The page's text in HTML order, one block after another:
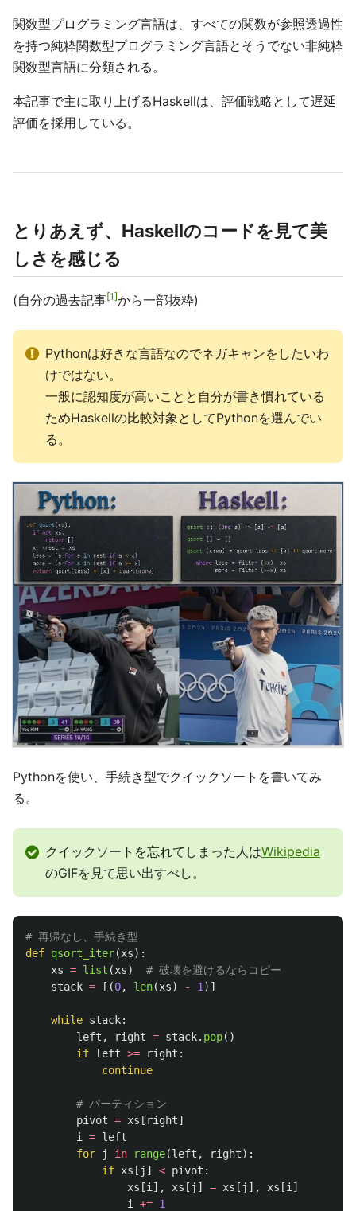
関数型プログラミング言語は、すべての関数が参照透過性
を持つ純粋関数型プログラミング言語とそうでない非純粋
関数型言語に分類される。
本記事で主に取り上げるHaskellは、評価戦略として遅延
評価を採用している。
とりあえず、Haskellのコードを見て美
しさを感じる
(自分の過去記事 1 から一部抜粋)
Pythonは好きな言語なのでネガキャンをしたいわ
けではない。
一般に認知度が高いことと自分が書き慣れている
ためHaskellの比較対象としてPythonを選んでい
る。
Pythonを使い、手続き型でクイックソートを書いてみ
る。
クイックソートを忘れてしまった人はWikipedia
のGIFを見て思い出すべし。
def qsort_iter(xs):
xs = list (xs)
stack = [(0, len(xs) - 1 )]
while stack:
left , right = stack. pop()
if left >= right :
continue
pivot = xs [ right]
i
= left
for
j in range(left , right):
if xs [ j ] < pivot :
xs [i ], xs [ j ] = xs [ j ], xs [i ]
i
+= 1